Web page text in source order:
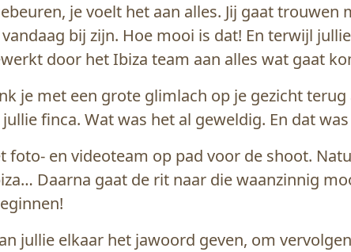
je voelt het aan alles. Jij gaat trouwen
bij zijn. Hoe mooi is dat! En terwijl
door het Ibiza team aan alles wat gaat
je met een grote glimlach op je gezicht
finca. Wat was het al geweldig. En dat
foto- en videoteam op pad voor de shoot.
Daarna gaat de rit naar die waanzinnig
jullie elkaar het jawoord geven, om